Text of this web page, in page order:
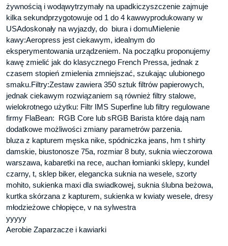
żywnością i wodąwytrzymały na upadkiczyszczenie zajmuje
kilka sekundprzygotowuje od 1 do 4 kawwyprodukowany w
USAdoskonały na wyjazdy, do biura i domuMielenie
kawy:Aeropress jest ciekawym, idealnym do
eksperymentowania urządzeniem. Na początku proponujemy
kawę zmielić jak do klasycznego French Pressa, jednak z
czasem stopień zmielenia zmniejszać, szukając ulubionego
smaku.Filtry:Zestaw zawiera 350 sztuk filtrów papierowych,
jednak ciekawym rozwiązaniem są również filtry stalowe,
wielokrotnego użytku: Filtr IMS Superfine lub filtry regulowane
firmy FlaBean: RGB Core lub sRGB Barista które dają nam
dodatkowe możliwości zmiany parametrów parzenia.
bluza z kapturem męska nike, spódniczka jeans, hm t shirty
damskie, biustonosze 75a, rozmiar 8 buty, suknia wieczorowa
warszawa, kabaretki na rece, auchan łomianki sklepy, kundel
czarny, t, sklep biker, elegancka suknia na wesele, szorty
mohito, sukienka maxi dla swiadkowej, suknia ślubna beżowa,
kurtka skórzana z kapturem, sukienka w kwiaty wesele, dresy
młodzieżowe chłopięce, v na sylwestra
yyyyy
Aerobie Zaparzacze i kawiarki